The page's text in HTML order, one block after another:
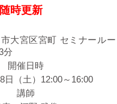
随時更新
日（土）12:00～16:00
大宮区宮町 セミナールー
分
​開催日時
​講師